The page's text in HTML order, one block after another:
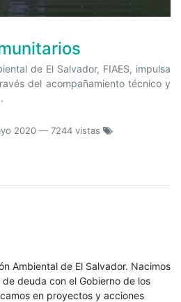
de El Salvador, FIAES, impulsa
del acompañamiento técnico y
2020 — 7244 vistas
Ambiental de El Salvador. Nacimos
deuda con el Gobierno de los
en proyectos y acciones